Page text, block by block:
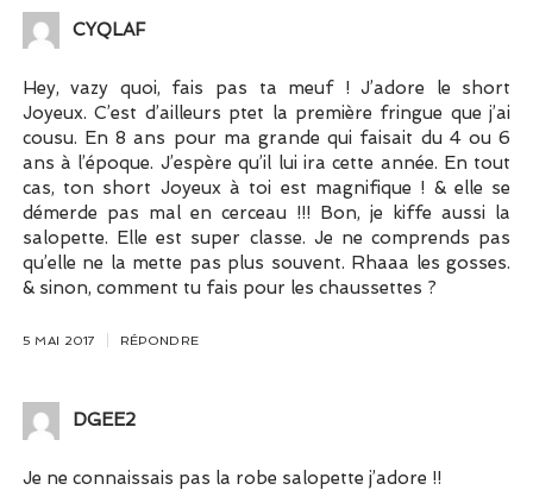
CYQLAF
Hey, vazy quoi, fais pas ta meuf ! J’adore le short
Joyeux. C’est d’ailleurs ptet la première fringue que j’ai
cousu. En 8 ans pour ma grande qui faisait du 4 ou 6
ans à l’époque. J’espère qu’il lui ira cette année. En tout
cas, ton short Joyeux à toi est magnifique ! & elle se
démerde pas mal en cerceau !!! Bon, je kiffe aussi la
salopette. Elle est super classe. Je ne comprends pas
qu’elle ne la mette pas plus souvent. Rhaaa les gosses.
& sinon, comment tu fais pour les chaussettes ?
5 MAI 2017 RÉPONDRE
DGEE2
Je ne connaissais pas la robe salopette j’adore !!